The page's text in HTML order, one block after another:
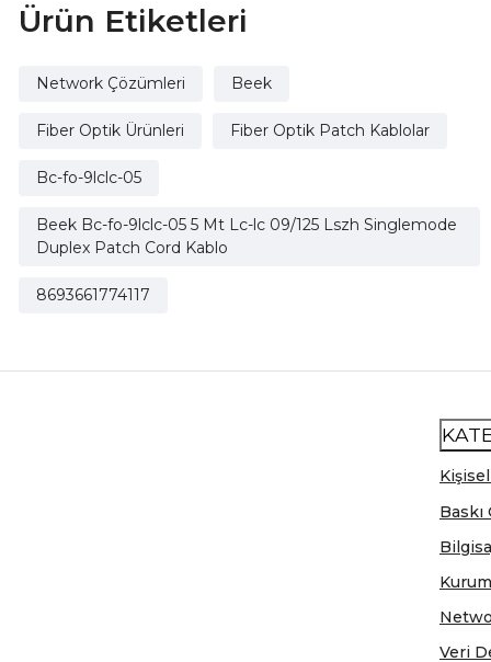
Ürün Etiketleri
Network Çözümleri Beek
Fiber Optik Ürünleri Fiber Optik Patch Kablolar
Bc-fo-9lclc-05
Beek Bc-fo-9lclc-05 5 Mt Lc-lc 09/125 Lszh Singlemode
Duplex Patch Cord Kablo
8693661774117
Veri